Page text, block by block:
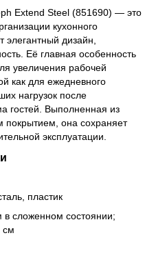
Extend Steel (851690) — это
кухонного
элегантный дизайн,
Её главная особенность
увеличения рабочей
как для ежедневного
нагрузок после
гостей. Выполненная из
она сохраняет
эксплуатации.
пластик
сложенном состоянии;
см